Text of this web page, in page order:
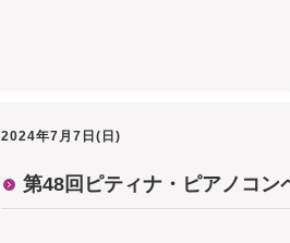
2024年7月7日(日)
第48回ピティナ・ピアノコン